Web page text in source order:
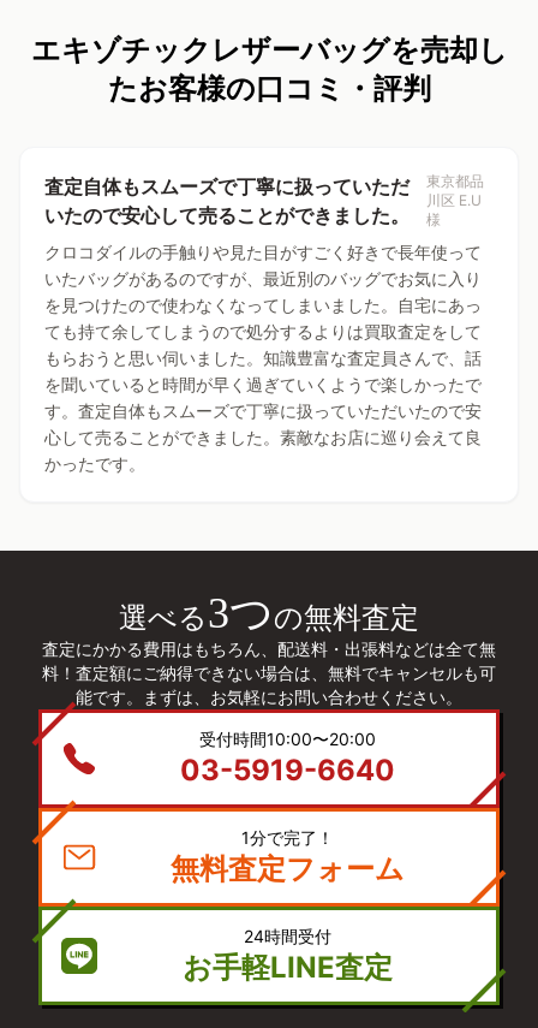
エキゾチックレザーバッグを売却し
たお客様の口コミ・評判
査定自体もスムーズで丁寧に扱っていただ
いたので安心して売ることができました。
東京都品
川区 E.U
様
クロコダイルの手触りや見た目がすごく好きで長年使って
いたバッグがあるのですが、最近別のバッグでお気に入り
を見つけたので使わなくなってしまいました。自宅にあっ
ても持て余してしまうので処分するよりは買取査定をして
もらおうと思い伺いました。知識豊富な査定員さんで、話
を聞いていると時間が早く過ぎていくようで楽しかったで
す。査定自体もスムーズで丁寧に扱っていただいたので安
心して売ることができました。素敵なお店に巡り会えて良
かったです。
選べる3つの無料査定
査定にかかる費用はもちろん、配送料・出張料などは全て無
料！査定額にご納得できない場合は、無料でキャンセルも可
能です。まずは、お気軽にお問い合わせください。
受付時間10:00〜20:00
03-5919-6640
1分で完了！
無料査定フォーム
24時間受付
お手軽LINE査定